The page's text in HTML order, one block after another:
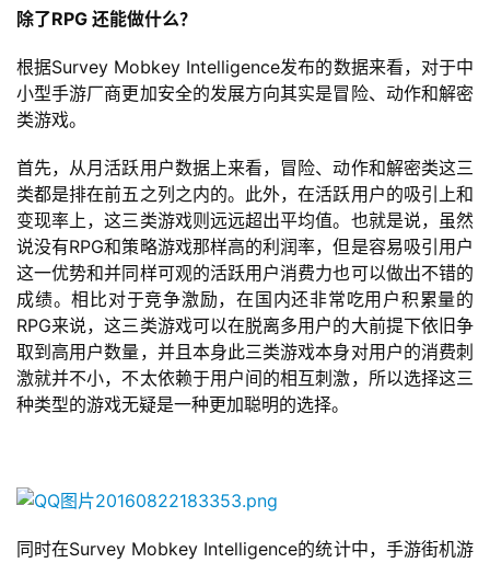
机
戏
休
游
戏
2
0
2
5
第
十
茶
除了RPG 还能做什么？
根据Survey Mobkey Intelligence发布的数据来看，对于中
小型手游厂商更加安全的发展方向其实是冒险、动作和解密
类游戏。
首先，从月活跃用户数据上来看，冒险、动作和解密类这三
类都是排在前五之列之内的。此外，在活跃用户的吸引上和
变现率上，这三类游戏则远远超出平均值。也就是说，虽然
说没有RPG和策略游戏那样高的利润率，但是容易吸引用户
这一优势和并同样可观的活跃用户消费力也可以做出不错的
成绩。相比对于竞争激励，在国内还非常吃用户积累量的
RPG来说，这三类游戏可以在脱离多用户的大前提下依旧争
取到高用户数量，并且本身此三类游戏本身对用户的消费刺
激就并不小，不太依赖于用户间的相互刺激，所以选择这三
种类型的游戏无疑是一种更加聪明的选择。
同时在Survey Mobkey Intelligence的统计中，手游街机游